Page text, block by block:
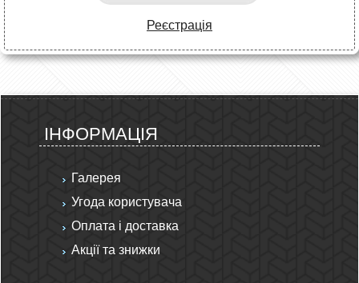
Реєстрація
ІНФОРМАЦІЯ
Галерея
Угода користувача
Оплата і доставка
Акції та знижки